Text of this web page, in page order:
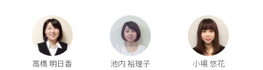
高橋 明日香 池内 裕理子 小場 悠花